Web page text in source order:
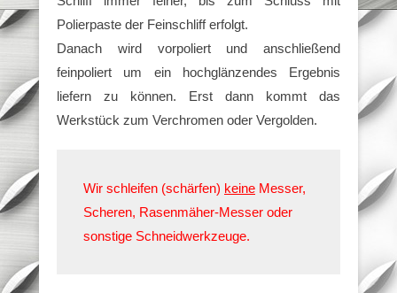
Polierpaste der Feinschliff erfolgt.
Danach wird vorpoliert und anschließend
feinpoliert um ein hochglänzendes Ergebnis
liefern zu können. Erst dann kommt das
Werkstück zum Verchromen oder Vergolden.
Wir schleifen (schärfen) keine Messer,
Scheren, Rasenmäher-Messer oder
sonstige Schneidwerkzeuge.